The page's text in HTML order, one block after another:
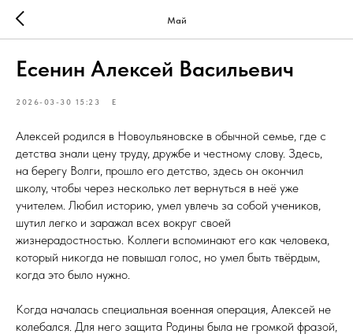
Май
Есенин Алексей Васильевич
2026-03-30 15:23 Е
Алексей родился в Новоульяновске в обычной семье, где с
детства знали цену труду, дружбе и честному слову. Здесь,
на берегу Волги, прошло его детство, здесь он окончил
школу, чтобы через несколько лет вернуться в неё уже
учителем. Любил историю, умел увлечь за собой учеников,
шутил легко и заражал всех вокруг своей
жизнерадостностью. Коллеги вспоминают его как человека,
который никогда не повышал голос, но умел быть твёрдым,
когда это было нужно.
Когда началась специальная военная операция, Алексей не
колебался. Для него защита Родины была не громкой фразой,